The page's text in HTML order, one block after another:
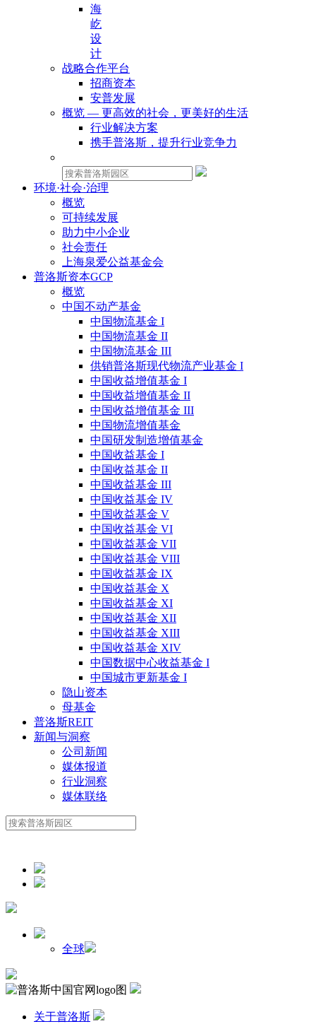
海
屹
设
计
战略合作平台
招商资本
安普发展
概览 — 更高效的社会，更美好的生活
行业解决方案
携手普洛斯，提升行业竞争力
环境·社会·治理
概览
可持续发展
助力中小企业
社会责任
上海泉爱公益基金会
普洛斯资本GCP
概览
中国不动产基金
中国物流基金 I
中国物流基金 II
中国物流基金 III
供销普洛斯现代物流产业基金 I
中国收益增值基金 I
中国收益增值基金 II
中国收益增值基金 III
中国物流增值基金
中国研发制造增值基金
中国收益基金 I
中国收益基金 II
中国收益基金 III
中国收益基金 IV
中国收益基金 V
中国收益基金 VI
中国收益基金 VII
中国收益基金 VIII
中国收益基金 IX
中国收益基金 X
中国收益基金 XI
中国收益基金 XII
中国收益基金 XIII
中国收益基金 XIV
中国数据中心收益基金 I
中国城市更新基金 I
隐山资本
母基金
普洛斯REIT
新闻与洞察
公司新闻
媒体报道
行业洞察
媒体联络
全球
关于普洛斯